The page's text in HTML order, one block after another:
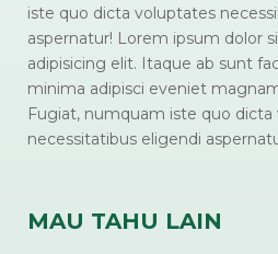
iste quo dicta voluptates
aspernatur! Lorem ipsum dolor
adipisicing elit. Itaque ab sunt
minima adipisci eveniet
Fugiat, numquam iste quo
necessitatibus eligendi
MAU TAHU LAIN